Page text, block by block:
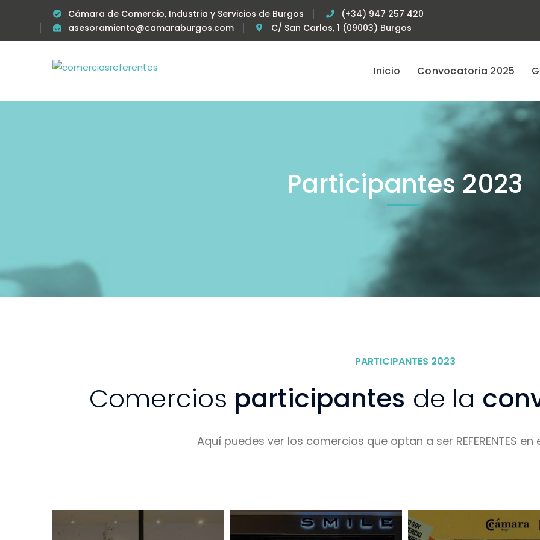
Cámara de Comercio, Industria y Servicios de Burgos
(+34) 947 257 420
asesoramiento@camaraburgos.com
C/ San Carlos, 1 (09003) Burgos
Inicio Convocatoria 2025
Participantes 2023
PARTICIPANTES 2023
Comercios participantes de la
Aquí puedes ver los comercios que optan a ser REFERENTES en